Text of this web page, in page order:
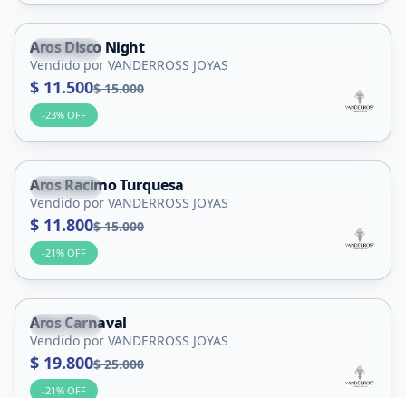
Capital
Aros Disco Night
Vendido por VANDERROSS JOYAS
$ 11.500$ 15.000
-23% OFF
Capital
Aros Racimo Turquesa
Vendido por VANDERROSS JOYAS
$ 11.800$ 15.000
-21% OFF
Capital
Aros Carnaval
Vendido por VANDERROSS JOYAS
$ 19.800$ 25.000
-21% OFF